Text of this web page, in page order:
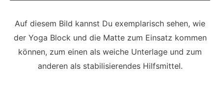
Auf diesem Bild kannst Du exemplarisch sehen, wie
der Yoga Block und die Matte zum Einsatz kommen
können, zum einen als weiche Unterlage und zum
anderen als stabilisierendes Hilfsmittel.